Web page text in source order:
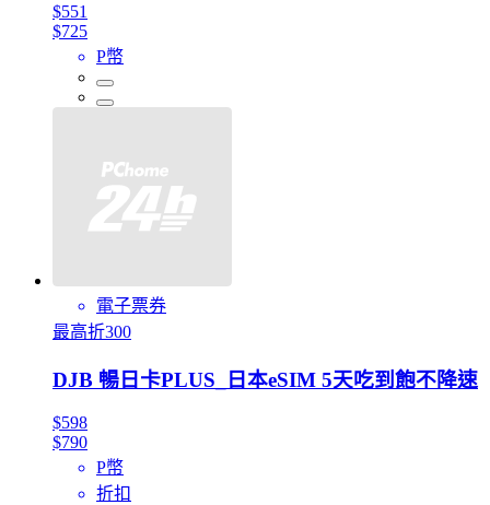
$551
$725
P幣
電子票券
最高折300
DJB 暢日卡PLUS_日本eSIM 5天吃到飽不降速
$598
$790
P幣
折扣